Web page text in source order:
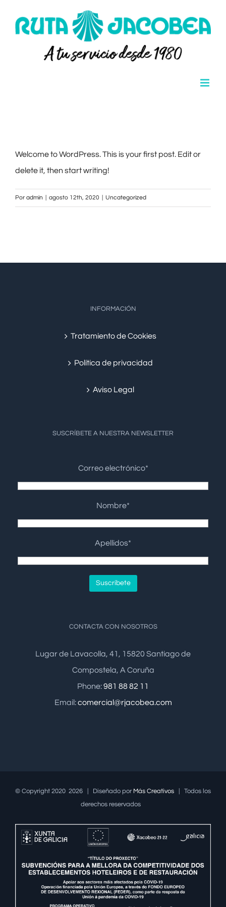
Welcome to WordPress. This is your first post. Edit or
delete it, then start writing!
Por admin agosto 12th, 2020 Uncategorized
INFORMACIÓN
Tratamiento de Cookies
Política de privacidad
Aviso Legal
SUSCRÍBETE A NUESTRA NEWSLETTER
Correo electrónico*
Nombre*
Apellidos*
CONTACTA CON NOSOTROS
Lugar de Lavacolla, 41, 15820 Santiago de
Compostela, A Coruña
Phone:981 88 82 11
Email:comercial@rjacobea.com
© Copyright 2020 2026 | Diseñado por Más Creativos | Todos los
derechos reservados